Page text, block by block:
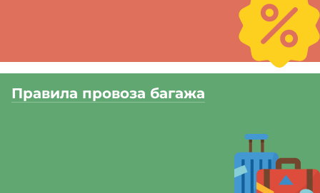
Правила провоза багажа